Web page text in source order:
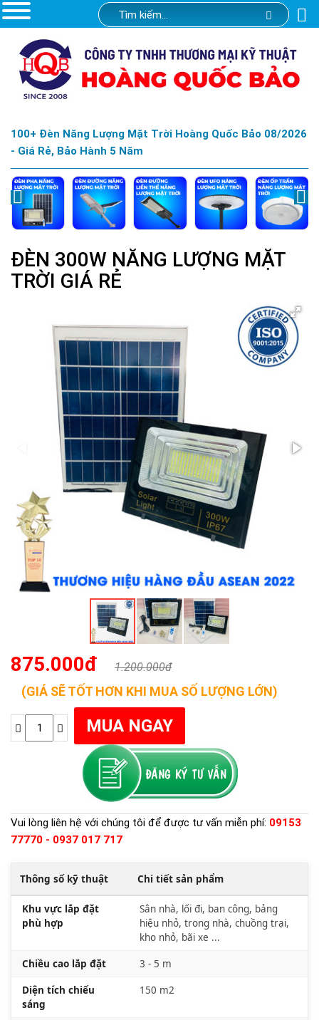
100+ Đèn Năng Lượng Mặt Trời Hoàng Quốc Bảo 08/2026
- Giá Rẻ, Bảo Hành 5 Năm
ĐÈN 300W NĂNG LƯỢNG MẶT
TRỜI GIÁ RẺ
875.000đ 1.200.000đ
(GIÁ SẼ TỐT HƠN KHI MUA SỐ LƯỢNG LỚN)
Vui lòng liên hệ với chúng tôi để được tư vấn miễn phí: 09153
77770 - 0937 017 717
Thông số kỹ thuật Chi tiết sản phẩm
Khu vực lắp đặt
phù hợp
Sân nhà, lối đi, ban công, bảng
hiệu nhỏ, trong nhà, chuồng trại,
kho nhỏ, bãi xe ...
Chiều cao lắp đặt 3 - 5 m
Diện tích chiếu
sáng
150 m2